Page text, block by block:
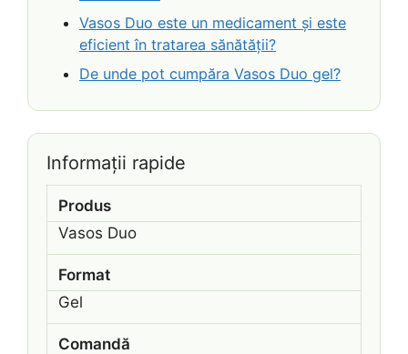
Vasos Duo este un medicament și este
eficient în tratarea sănătății?
De unde pot cumpăra Vasos Duo gel?
Informații rapide
Produs
Vasos Duo
Format
Gel
Comandă